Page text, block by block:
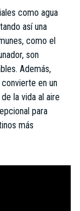
como agua
así una
como el
son
Además,
en un
la vida al aire
para
más